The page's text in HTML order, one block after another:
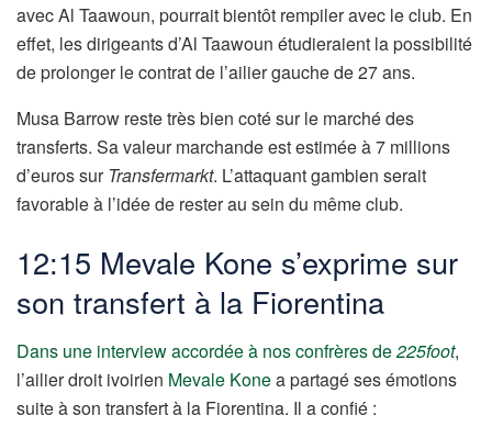
avec Al Taawoun, pourrait bientôt rempiler avec le club. En
effet, les dirigeants d’Al Taawoun étudieraient la possibilité
de prolonger le contrat de l’ailier gauche de 27 ans.
Musa Barrow reste très bien coté sur le marché des
transferts. Sa valeur marchande est estimée à 7 millions
d’euros sur Transfermarkt. L’attaquant gambien serait
favorable à l’idée de rester au sein du même club.
12:15 Mevale Kone s’exprime sur
son transfert à la Fiorentina
Dans une interview accordée à nos confrères de225foot,
l’ailier droit ivoirien Mevale Konea partagé ses émotions
suite à son transfert à la Fiorentina. Il a confié :